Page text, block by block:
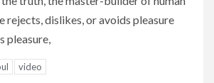
rejects, dislikes, or avoids pleasure
pleasure,
video